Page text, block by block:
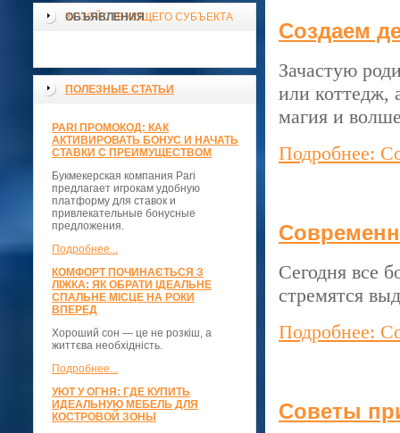
ХОЗЯЙСТВУЮЩЕГО СУБЪЕКТА
ОБЪЯВЛЕНИЯ
ПОЛЕЗНЫЕ СТАТЬИ
PARI ПРОМОКОД: КАК
АКТИВИРОВАТЬ БОНУС И НАЧАТЬ
СТАВКИ С ПРЕИМУЩЕСТВОМ
Букмекерская компания Pari
предлагает игрокам удобную
платформу для ставок и
привлекательные бонусные
предложения.
Подробнее...
КОМФОРТ ПОЧИНАЄТЬСЯ З
ЛІЖКА: ЯК ОБРАТИ ІДЕАЛЬНЕ
СПАЛЬНЕ МІСЦЕ НА РОКИ
ВПЕРЕД
Хороший сон — це не розкіш, а
життєва необхідність.
Подробнее...
УЮТ У ОГНЯ: ГДЕ КУПИТЬ
ИДЕАЛЬНУЮ МЕБЕЛЬ ДЛЯ
КОСТРОВОЙ ЗОНЫ
Создаем
Зачастую
или коттедж,
магия и
Подробнее:
Сегодня все
стремятся
Подробнее:
Советы